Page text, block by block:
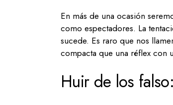
En más de una ocasión
como espectadores. La
sucede. Es raro que nos
compacta que una réflex con
Huir de los falso: